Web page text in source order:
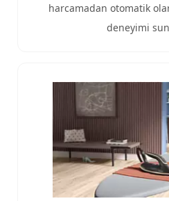
harcamadan otomatik
deneyimi